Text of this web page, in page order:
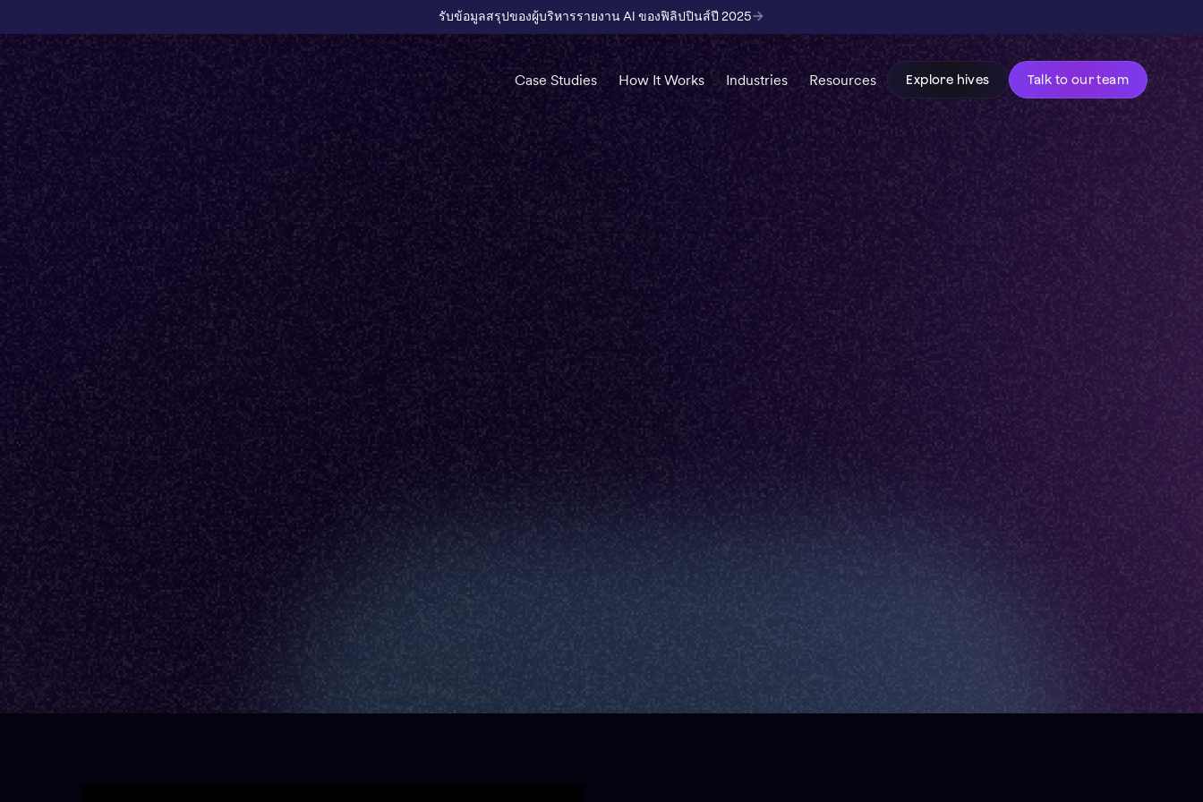
รับข้อมูลสรุปของผู้บริหารรายงาน AI ของฟิลิปปินส์ปี 2025
Case Studies How It Works Industries Resources Explore hives Talk to our team
Back to Fractional Podcast
AI